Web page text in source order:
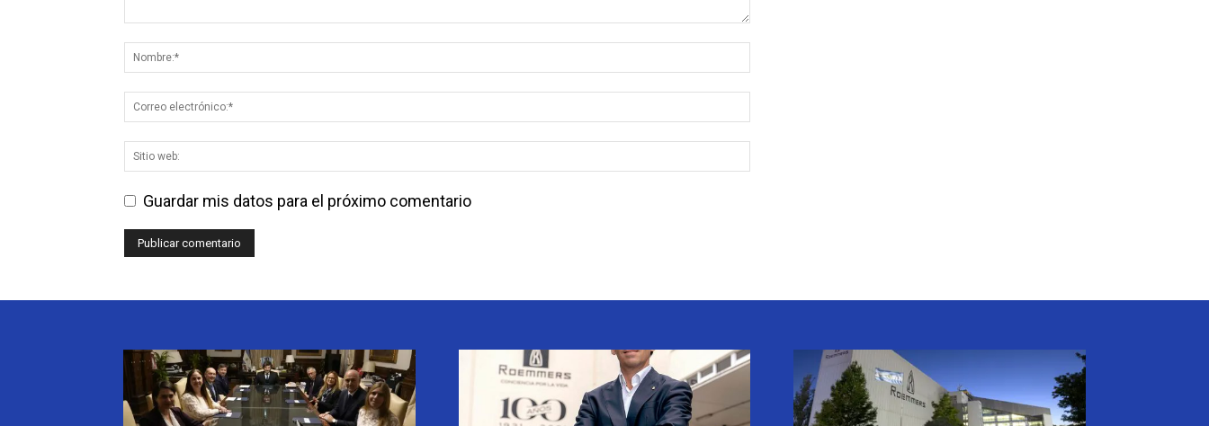
Guardar mis datos para el próximo comentario